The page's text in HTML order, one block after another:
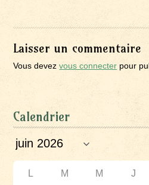
Laisser un commentaire
Vous devezvous connecter pour
Calendrier
L M M J